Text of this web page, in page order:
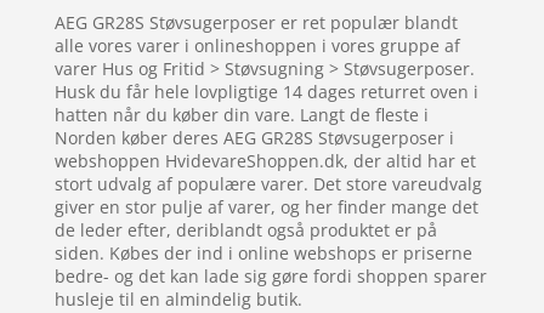
AEG GR28S Støvsugerposer er ret populær blandt
alle vores varer i onlineshoppen i vores gruppe af
varer Hus og Fritid > Støvsugning > Støvsugerposer.
Husk du får hele lovpligtige 14 dages returret oven i
hatten når du køber din vare. Langt de fleste i
Norden køber deres AEG GR28S Støvsugerposer i
webshoppen HvidevareShoppen.dk, der altid har et
stort udvalg af populære varer. Det store vareudvalg
giver en stor pulje af varer, og her finder mange det
de leder efter, deriblandt også produktet er på
siden. Købes der ind i online webshops er priserne
bedre- og det kan lade sig gøre fordi shoppen sparer
husleje til en almindelig butik.